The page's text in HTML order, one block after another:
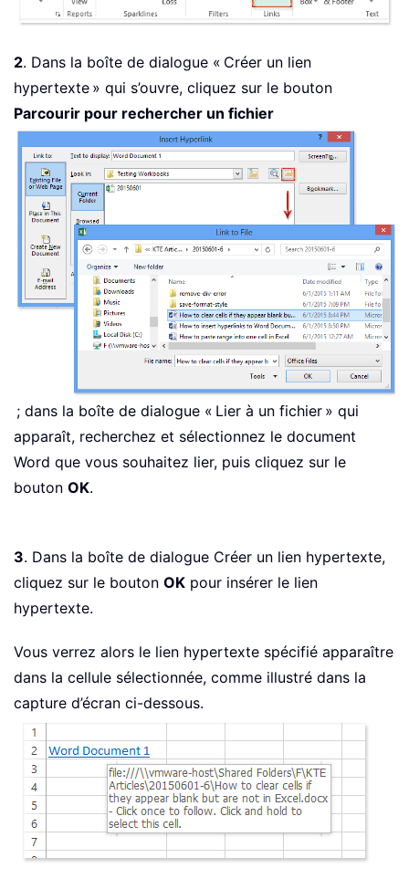
2. Dans la boîte de dialogue « Créer un lien
hypertexte » qui s’ouvre, cliquez sur le bouton
Parcourir pour rechercher un fichier
; dans la boîte de dialogue « Lier à un fichier » qui
apparaît, recherchez et sélectionnez le document
Word que vous souhaitez lier, puis cliquez sur le
bouton OK.
3. Dans la boîte de dialogue Créer un lien hypertexte,
cliquez sur le bouton OK pour insérer le lien
hypertexte.
Vous verrez alors le lien hypertexte spécifié apparaître
dans la cellule sélectionnée, comme illustré dans la
capture d’écran ci-dessous.